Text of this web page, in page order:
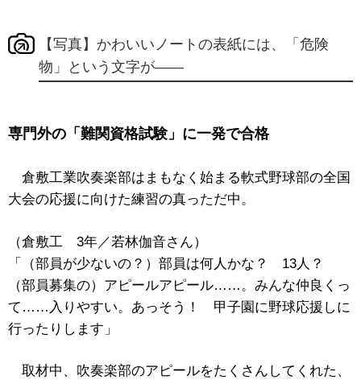
【写真】かわいいノートの表紙には、「危険
物」という文字が――
専門外の「難関資格試験」に一発で合格
倉敷工業吹奏楽部はまもなく始まる軟式野球部の全国
大会の応援に向けた練習の真っただ中。
（倉敷工 3年／若林伽音さん）
「（部員が少ないの？）部員は何人かな？ 13人？
（部員募集の）アピールアピール……。みんな仲良くっ
て……入りやすい。あっそう！ 甲子園に野球応援しに
行ったりします」
取材中、吹奏楽部のアピールをたくさんしてくれた、